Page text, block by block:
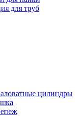
для труб
цилиндры